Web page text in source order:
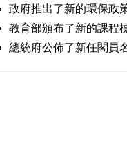
政府推出了新的環保政策
教育部頒布了新的課程
總統府公佈了新任閣員